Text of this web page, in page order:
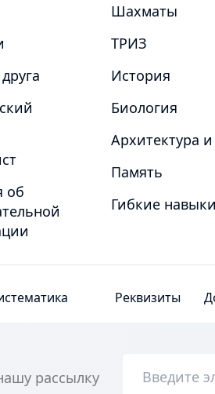
об
Шахматы
ТРИЗ
История
Биология
Архитектура
Память
Гибкие навыки
Реквизиты
рассылку